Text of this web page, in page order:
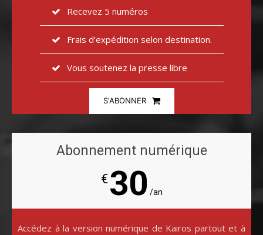
Recevez 5 numéros
Frais d’expédition selon destination.
Vous soutenez la presse libre
S'ABONNER
Abonnement numérique
€30 /an
Accédez à la version numérique de Kairos partout et à